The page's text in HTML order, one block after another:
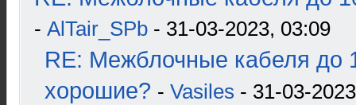
- AlTair_SPb - 31-03-2023, 03:09
RE: Межблочные кабеля до
хорошие? - Vasiles - 31-03-